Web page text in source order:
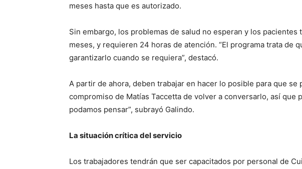
meses hasta que es autorizado.
Sin embargo, los problemas de salud no esperan y los pacientes
meses, y requieren 24 horas de atención. “El programa trata de
garantizarlo cuando se requiera”, destacó.
A partir de ahora, deben trabajar en hacer lo posible para que se
compromiso de Matías Taccetta de volver a conversarlo, así que
podamos pensar”, subrayó Galindo.
La situación crítica del servicio
Los trabajadores tendrán que ser capacitados por personal de